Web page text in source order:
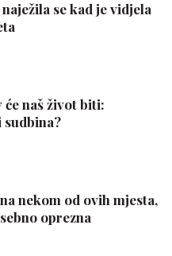
se kad je vidjela
naš život biti:
nekom od ovih mjesta,
oprezna